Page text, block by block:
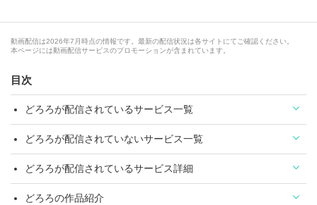
動画配信は2026年7月時点の情報です。最新の配信状況は各サイトにてご確認ください。
本ページには動画配信サービスのプロモーションが含まれています。
目次
どろろが配信されているサービス一覧
どろろが配信されていないサービス一覧
どろろが配信されているサービス詳細
どろろの作品紹介